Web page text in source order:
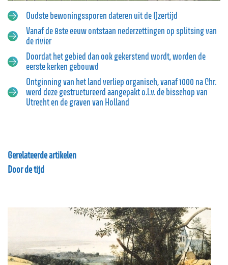
Oudste bewoningssporen dateren uit de IJzertijd
Vanaf de 8ste eeuw ontstaan nederzettingen op splitsing van
de rivier
Doordat het gebied dan ook gekerstend wordt, worden de
eerste kerken gebouwd
Ontginning van het land verliep organisch, vanaf 1000 na Chr.
werd deze gestructureerd aangepakt o.l.v. de bisschop van
Utrecht en de graven van Holland
Gerelateerde artikelen
Door de tijd